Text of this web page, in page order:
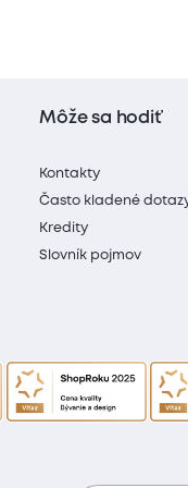
Môže sa hodiť
Kontakty
Často kladené
Kredity
Slovník pojmov